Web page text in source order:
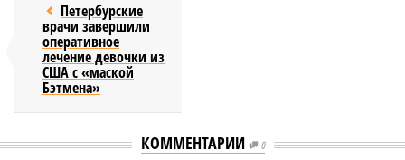
Петербурские
врачи завершили
оперативное
лечение девочки из
США с «маской
Бэтмена»
КОММЕНТАРИИ 0